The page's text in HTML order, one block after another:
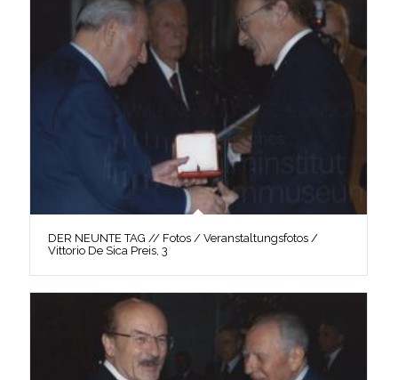
DER NEUNTE TAG // Fotos / Veranstaltungsfotos /
Vittorio De Sica Preis, 3